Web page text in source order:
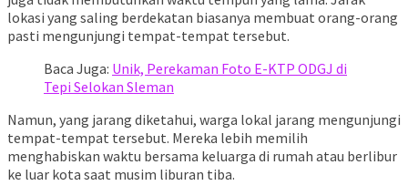
lokasi yang saling berdekatan biasanya membuat orang-orang
pasti mengunjungi tempat-tempat tersebut.
Baca Juga: Unik, Perekaman Foto E-KTP ODGJ di
Tepi Selokan Sleman
Namun, yang jarang diketahui, warga lokal jarang mengunjungi
tempat-tempat tersebut. Mereka lebih memilih
menghabiskan waktu bersama keluarga di rumah atau berlibur
ke luar kota saat musim liburan tiba.